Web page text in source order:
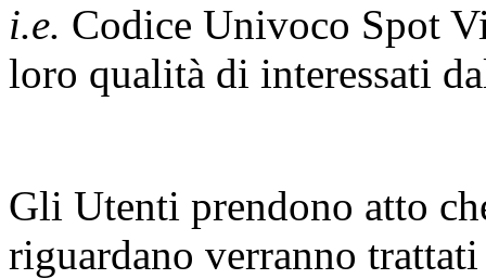
i.e. Codice Univoco Spot
loro qualità di interessati
Gli Utenti prendono atto
riguardano verranno